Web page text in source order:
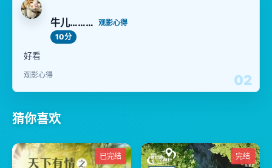
02
牛儿……… 观影心得
10分
好看
观影心得
猜你喜欢
已完结 完结